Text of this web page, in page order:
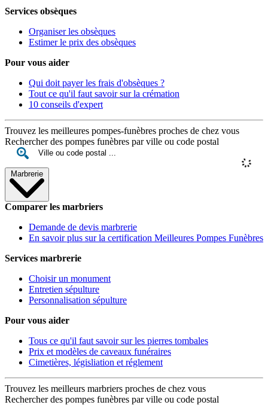
Services obsèques
Organiser les obsèques
Estimer le prix des obsèques
Pour vous aider
Qui doit payer les frais d'obsèques ?
Tout ce qu'il faut savoir sur la crémation
10 conseils d'expert
Trouvez les meilleures pompes-funèbres proches de chez vous
Rechercher des pompes funèbres par ville ou code postal
Marbrerie
Comparer les marbriers
Demande de devis marbrerie
En savoir plus sur la certification Meilleures Pompes Funèbres
Services marbrerie
Choisir un monument
Entretien sépulture
Personnalisation sépulture
Pour vous aider
Tous ce qu'il faut savoir sur les pierres tombales
Prix et modèles de caveaux funéraires
Cimetières, législiation et réglement
Trouvez les meilleurs marbriers proches de chez vous
Rechercher des pompes funèbres par ville ou code postal